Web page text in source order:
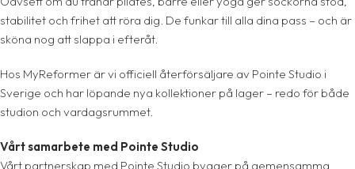
stabilitet och frihet att röra dig. De funkar till alla dina pass – och är
sköna nog att slappa i efteråt.
Hos MyReformer är vi officiell återförsäljare av Pointe Studio i
Sverige och har löpande nya kollektioner på lager – redo för både
studion och vardagsrummet.
Vårt samarbete med Pointe Studio
Vårt partnerskap med Pointe Studio bygger på gemensamma